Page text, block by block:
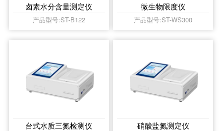
卤素水分含量测定仪
产品型号:ST-B122
微生物限度仪
产品型号:ST-WS300
台式水质三氮检测仪 硝酸盐氮测定仪